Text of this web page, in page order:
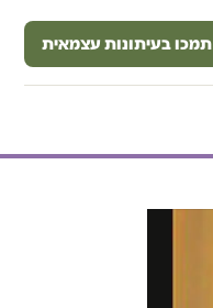
תמכו בעיתונות עצמאית